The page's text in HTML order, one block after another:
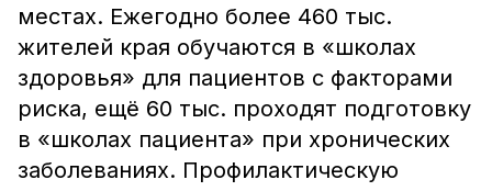
местах. Ежегодно более 460 тыс.
жителей края обучаются в «школах
здоровья» для пациентов с факторами
риска, ещё 60 тыс. проходят подготовку
в «школах пациента» при хронических
заболеваниях. Профилактическую